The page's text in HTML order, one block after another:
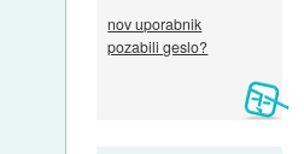
nov uporabnik
pozabili geslo?